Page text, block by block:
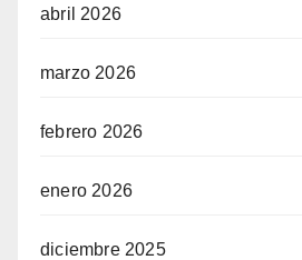
abril 2026
marzo 2026
febrero 2026
enero 2026
diciembre 2025